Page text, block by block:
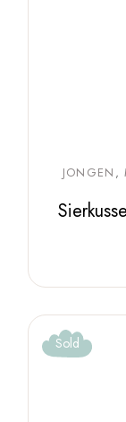
JONGEN
Sold